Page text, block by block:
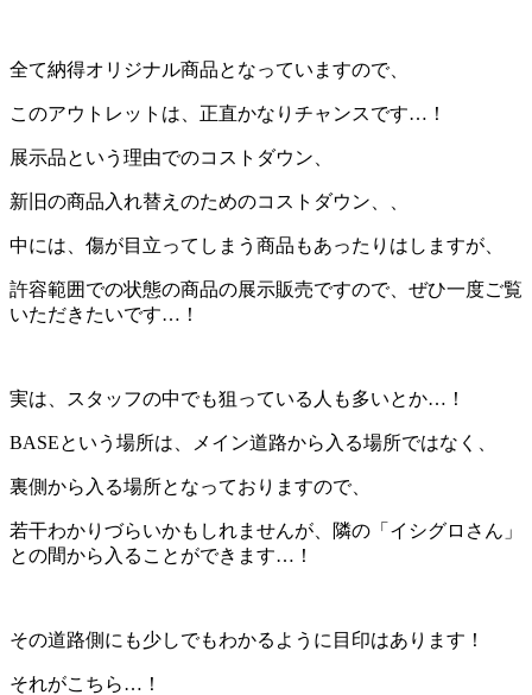
全て納得オリジナル商品となっていますので、
このアウトレットは、正直かなりチャンスです…！
展示品という理由でのコストダウン、
新旧の商品入れ替えのためのコストダウン、、
中には、傷が目立ってしまう商品もあったりはしますが、
許容範囲での状態の商品の展示販売ですので、ぜひ一度ご覧
いただきたいです…！
実は、スタッフの中でも狙っている人も多いとか…！
BASEという場所は、メイン道路から入る場所ではなく、
裏側から入る場所となっておりますので、
若干わかりづらいかもしれませんが、隣の「イシグロさん」
との間から入ることができます…！
その道路側にも少しでもわかるように目印はあります！
それがこちら…！